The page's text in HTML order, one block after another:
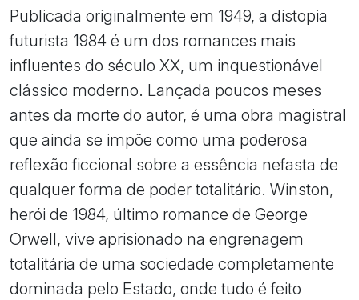
Publicada originalmente em 1949, a distopia
futurista 1984 é um dos romances mais
influentes do século XX, um inquestionável
clássico moderno. Lançada poucos meses
antes da morte do autor, é uma obra magistral
que ainda se impõe como uma poderosa
reflexão ficcional sobre a essência nefasta de
qualquer forma de poder totalitário. Winston,
herói de 1984, último romance de George
Orwell, vive aprisionado na engrenagem
totalitária de uma sociedade completamente
dominada pelo Estado, onde tudo é feito